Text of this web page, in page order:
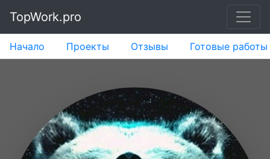
TopWork.pro
Начало Проекты Отзывы Готовые работы